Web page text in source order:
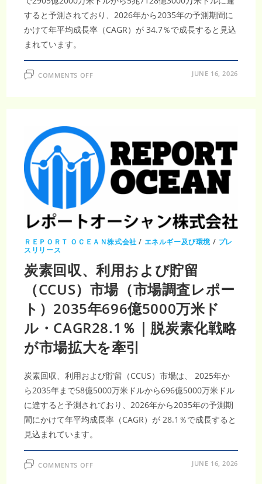
すると予測されており、2026年から2035年の予測期間に
かけて年平均成長率（CAGR）が 34.7％で成長すると見込
まれています。
COMMENTS OFFON
ト
レ
イ
ン
市
場
調
査
ー
ト
2035
年
5
7128
億
3000
万
米
ド
ル
規
模
へ、
CAGR34.7％
で
加
る
革
JUNE 16, 2026
ＲＥＰＯＲＴ ＯＣＥＡＮ株式会社 / エネルギー及び環境 / プレ
スリリース
炭素回収、利用および貯留
（CCUS）市場（市場調査レポー
ト）2035年696億5000万米ド
ル・CAGR28.1％｜脱炭素化戦略
が市場拡大を牽引
炭素回収、利用および貯留（CCUS）市場は、 2025年か
ら2035年まで58億5000万米ドルから696億5000万米ドル
に達すると予測されており、2026年から2035年の予測期
間にかけて年平均成長率（CAGR）が 28.1％で成長すると
見込まれています。
COMMENTS OFFON JUNE 16, 2026